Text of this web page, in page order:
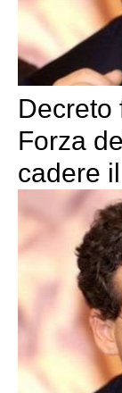
Decreto
Forza
cadere